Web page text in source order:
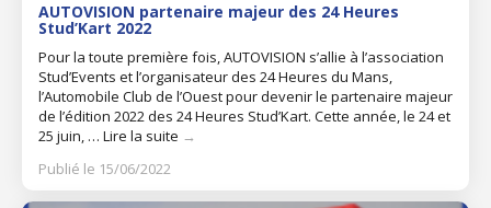
AUTOVISION partenaire majeur des 24 Heures
Stud’Kart 2022
Pour la toute première fois, AUTOVISION s’allie à l’association
Stud’Events et l’organisateur des 24 Heures du Mans,
l’Automobile Club de l’Ouest pour devenir le partenaire majeur
de l’édition 2022 des 24 Heures Stud’Kart. Cette année, le 24 et
25 juin, … Lire la suite →
Publié le 15/06/2022